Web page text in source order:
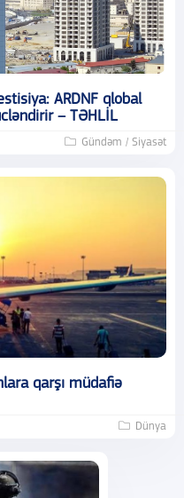
ARDNF qlobal
– TƏHLİL
Gündəm / Siyasət
qarşı müdafiə
Dünya